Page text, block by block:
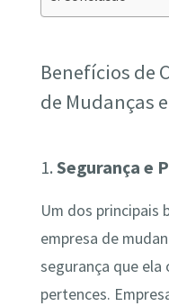
Benefícios de
de Mudanças
1. Segurança e
Um dos principais
empresa de
segurança que ela
pertences.